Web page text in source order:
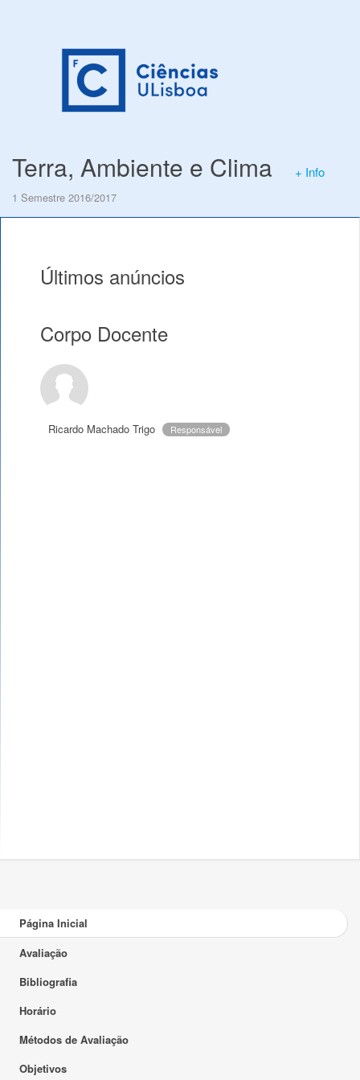
Terra, Ambiente e Clima + Info
1 Semestre 2016/2017
Últimos anúncios
Corpo Docente
Ricardo Machado Trigo Responsável
Página Inicial
Avaliação
Bibliografia
Horário
Métodos de Avaliação
Objetivos